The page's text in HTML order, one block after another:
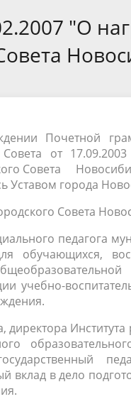
Информация о
депутатов предыдущих
Обратная связь для
"О
Почетной
Совета от
Совета
Уставом города
Совета
педагога
обучающихся,
учебно-
директора
вклад в дело